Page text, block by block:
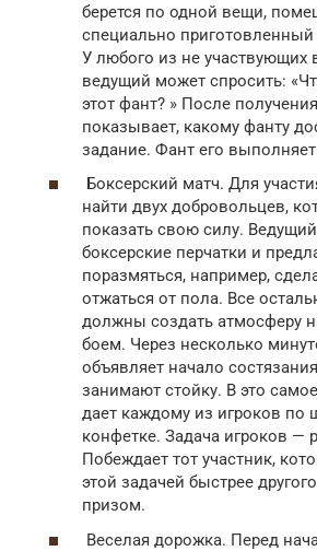
берется по одной вещи,
специально
У любого из не участвующих
ведущий может спросить:
этот фант? » После
показывает, какому фанту
задание. Фант его
Боксерский матч. Для
найти двух добровольцев,
показать свою силу.
боксерские перчатки и
поразмяться, например,
отжаться от пола. Все
должны создать атмосферу
боем. Через несколько
объявляет начало
занимают стойку. В это
дает каждому из игроков по
конфетке. Задача игроков —
Побеждает тот участник,
этой задачей быстрее
призом.
Веселая дорожка. Перед